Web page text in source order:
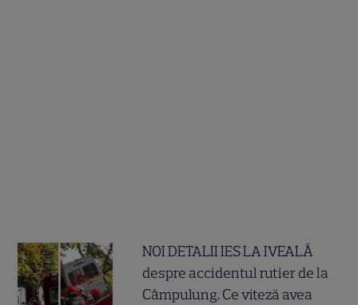
NOI DETALII IES LA IVEALĂ
despre accidentul rutier de la
Câmpulung. Ce viteză avea